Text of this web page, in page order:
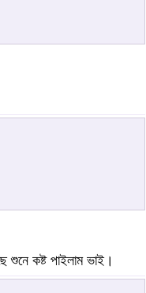
শুনে কষ্ট পাইলাম ভাই।